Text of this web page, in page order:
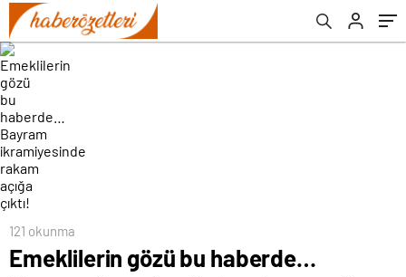
121 okunma
Emeklilerin gözü bu haberde…